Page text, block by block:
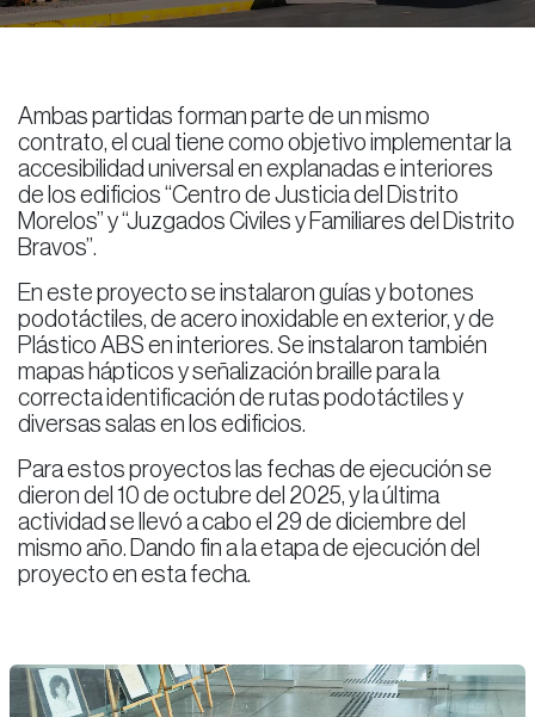
Ambas partidas forman parte de un mismo
contrato, el cual tiene como objetivo implementar la
accesibilidad universal en explanadas e interiores
de los edificios “Centro de Justicia del Distrito
Morelos” y “Juzgados Civiles y Familiares del Distrito
Bravos”.
En este proyecto se instalaron guías y botones
podotáctiles, de acero inoxidable en exterior, y de
Plástico ABS en interiores. Se instalaron también
mapas hápticos y señalización braille para la
correcta identificación de rutas podotáctiles y
diversas salas en los edificios.
Para estos proyectos las fechas de ejecución se
dieron del 10 de octubre del 2025, y la última
actividad se llevó a cabo el 29 de diciembre del
mismo año. Dando fin a la etapa de ejecución del
proyecto en esta fecha.